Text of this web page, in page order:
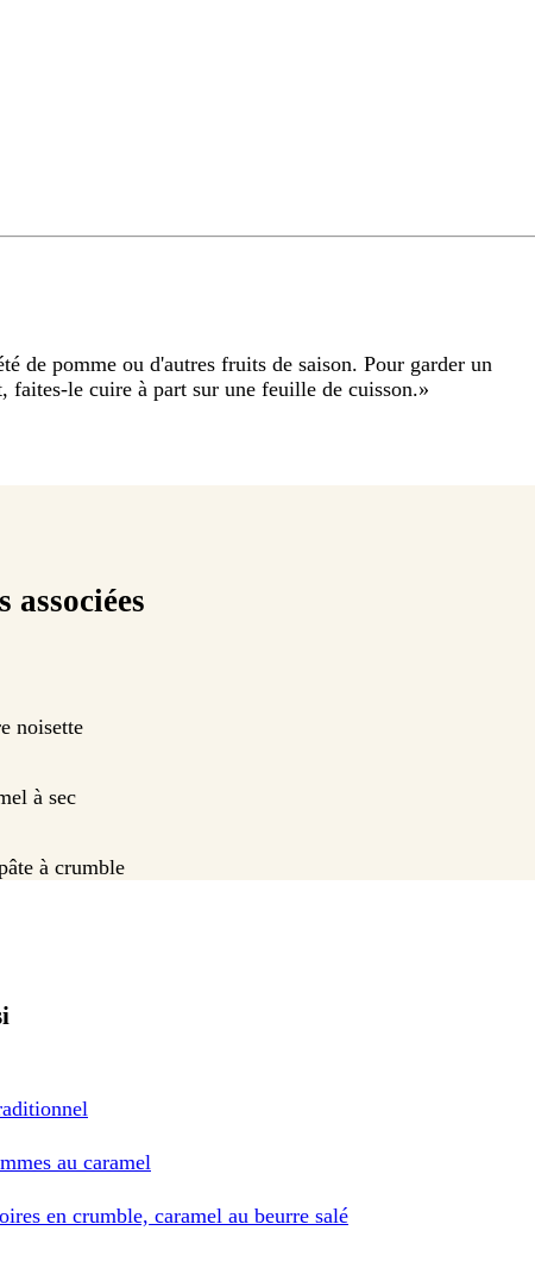
de pomme ou d'autres fruits de saison. Pour garder un
faites-le cuire à part sur une feuille de cuisson.»
associées
noisette
à sec
à crumble
au caramel
en crumble, caramel au beurre salé